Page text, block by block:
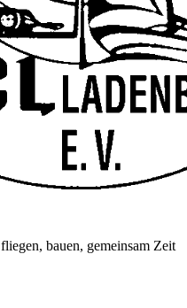
bauen, gemeinsam Zeit